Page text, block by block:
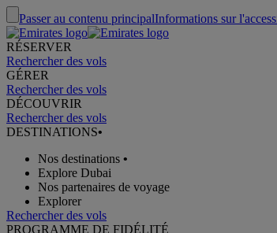
Passer au contenu principalInformations sur
RÉSERVER
Rechercher des vols
GÉRER
Rechercher des vols
DÉCOUVRIR
Rechercher des vols
DESTINATIONS•
Nos destinations •
Explore Dubai
Nos partenaires de voyage
Explorer
Rechercher des vols
PROGRAMME DE FIDÉLITÉ